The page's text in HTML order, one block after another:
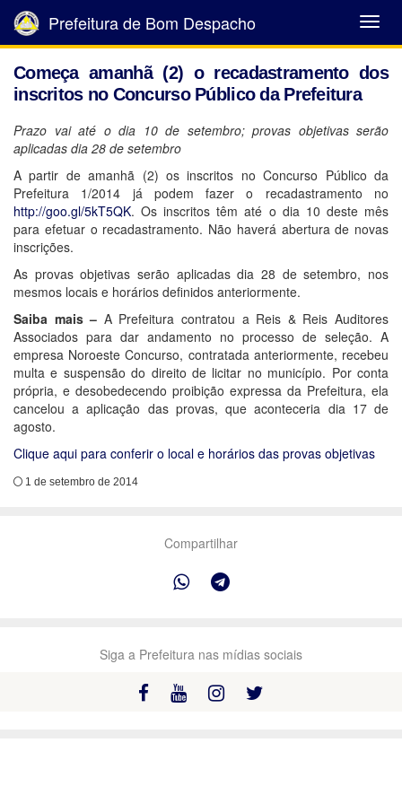
Abrir
Menu
Prefeitura de Bom Despacho
Começa amanhã (2) o recadastramento dos
inscritos no Concurso Público da Prefeitura
Prazo vai até o dia 10 de setembro; provas objetivas serão
aplicadas dia 28 de setembro
A partir de amanhã (2) os inscritos no Concurso Público da
Prefeitura 1/2014 já podem fazer o recadastramento no
http://goo.gl/5kT5QK. Os inscritos têm até o dia 10 deste mês
para efetuar o recadastramento. Não haverá abertura de novas
inscrições.
As provas objetivas serão aplicadas dia 28 de setembro, nos
mesmos locais e horários definidos anteriormente.
Saiba mais – A Prefeitura contratou a Reis & Reis Auditores
Associados para dar andamento no processo de seleção. A
empresa Noroeste Concurso, contratada anteriormente, recebeu
multa e suspensão do direito de licitar no município. Por conta
própria, e desobedecendo proibição expressa da Prefeitura, ela
cancelou a aplicação das provas, que aconteceria dia 17 de
agosto.
Clique aqui para conferir o local e horários das provas objetivas
1 de setembro de 2014
Compartilhar
Siga a Prefeitura nas mídias sociais